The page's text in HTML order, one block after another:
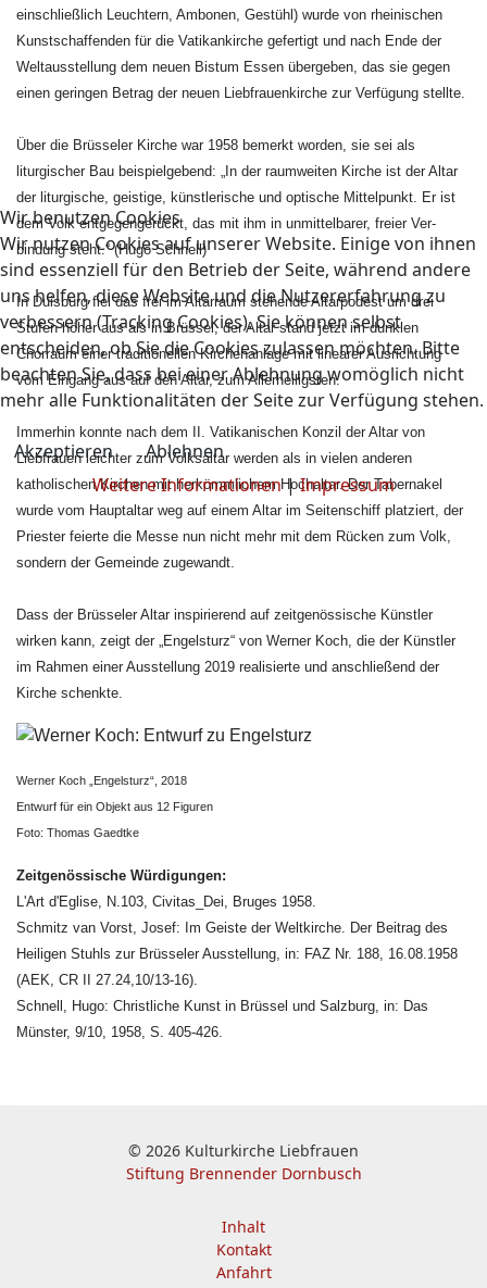
einschließlich Leuchtern, Ambonen, Gestühl) wurde von rheinischen
Kunstschaffenden für die Vatikankirche gefertigt und nach Ende der
Weltausstellung dem neuen Bistum Essen übergeben, das sie gegen
einen geringen Betrag der neuen Liebfrauenkirche zur Verfügung stellte.
Über die Brüsseler Kirche war 1958 bemerkt worden, sie sei als
liturgischer Bau beispielgebend: „In der raumweiten Kirche ist der Altar
der liturgische, geistige, künstlerische und optische Mittelpunkt. Er ist
dem Volk entgegen­gerückt, das mit ihm in unmittelbarer, freier Ver­
bindung steht.“ (Hugo Schnell)
In Duisburg fiel das frei im Altarraum stehende Altarpodest um drei
Stufen höher aus als in Brüssel, der Altar stand jetzt im dunklen
Chorraum einer traditionellen Kirchenanlage mit linearer Ausrichtung
vom Eingang aus auf den Altar, zum Allerheiligsten.
Immerhin konnte nach dem II. Vatikanischen Konzil der Altar von
Liebfrauen leichter zum Volksaltar werden als in vielen anderen
katholischen Kirchen mit herkömmlichem Hochaltar. Der Tabernakel
wurde vom Hauptaltar weg auf einem Altar im Seitenschiff platziert, der
Priester feierte die Messe nun nicht mehr mit dem Rücken zum Volk,
sondern der Gemeinde zugewandt.
Dass der Brüsseler Altar inspirierend auf zeitgenössische Künstler
wirken kann, zeigt der „Engelsturz“ von Werner Koch, die der Künstler
im Rahmen einer Ausstellung 2019 realisierte und anschließend der
Kirche schenkte.
Werner Koch „Engelsturz“, 2018
Entwurf für ein Objekt aus 12 Figuren
Foto: Thomas Gaedtke
Zeitgenössische Würdigungen:
L'Art d'Eglise, N.103, Civitas_Dei, Bruges 1958.
Schmitz van Vorst, Josef: Im Geiste der Weltkirche. Der Beitrag des
Heiligen Stuhls zur Brüsseler Ausstellung, in: FAZ Nr. 188, 16.08.1958
(AEK, CR II 27.24,10/13-16).
Schnell, Hugo: Christliche Kunst in Brüssel und Salzburg, in: Das
Münster, 9/10, 1958, S. 405-426.
© 2026 Kulturkirche Liebfrauen
Stiftung Brennender Dornbusch
Inhalt
Kontakt
Anfahrt
Wir benutzen Cookies
Wir nutzen Cookies auf unserer Website. Einige von ihnen
sind essenziell für den Betrieb der Seite, während andere
uns helfen, diese Website und die Nutzererfahrung zu
verbessern (Tracking Cookies). Sie können selbst
entscheiden, ob Sie die Cookies zulassen möchten. Bitte
beachten Sie, dass bei einer Ablehnung womöglich nicht
mehr alle Funktionalitäten der Seite zur Verfügung stehen.
Akzeptieren
Ablehnen
Weitere Informationen|Impressum